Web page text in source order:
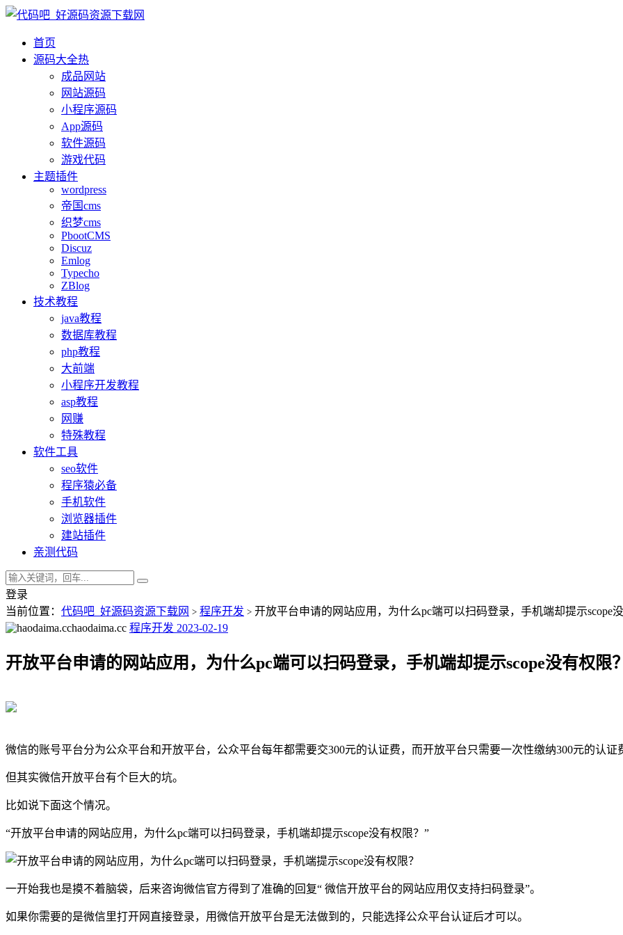
首页
源码大全热
成品网站
网站源码
小程序源码
App源码
软件源码
游戏代码
主题插件
wordpress
帝国cms
织梦cms
PbootCMS
Discuz
Emlog
Typecho
ZBlog
技术教程
java教程
数据库教程
php教程
大前端
小程序开发教程
asp教程
网赚
特殊教程
软件工具
seo软件
程序猿必备
手机软件
浏览器插件
建站插件
亲测代码
登录
当前位置： 代码吧_好源码资源下载网 > 程序开发 > 开放平台申请的网站应用，为什么pc端可以扫码登录，手机端却提示scope没
haodaima.cc 程序开发 2023-02-19
开放平台申请的网站应用，为什么pc端可以扫码登录，手机端却提示scope没有权限？
微信的账号平台分为公众平台和开放平台，公众平台每年都需要交300元的认证费，而开放平台只需要一次性缴纳300元的认证
但其实微信开放平台有个巨大的坑。
比如说下面这个情况。
“开放平台申请的网站应用，为什么pc端可以扫码登录，手机端却提示scope没有权限？”
一开始我也是摸不着脑袋，后来咨询微信官方得到了准确的回复“ 微信开放平台的网站应用仅支持扫码登录”。
如果你需要的是微信里打开网直接登录，用微信开放平台是无法做到的，只能选择公众平台认证后才可以。